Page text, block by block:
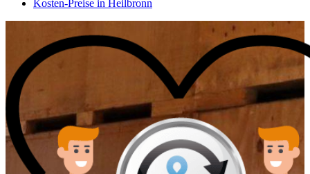
Kosten-Preise in Heilbronn